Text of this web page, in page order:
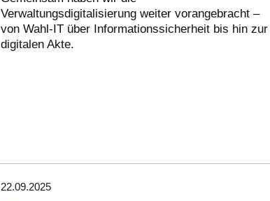
Verwaltungsdigitalisierung weiter vorangebracht –
von Wahl-IT über Informationssicherheit bis hin zur
digitalen Akte.
22.09.2025